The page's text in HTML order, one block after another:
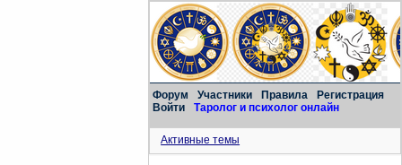
Форум Участники Правила
Регистрация
Войти
Таролог и психолог онлайн
Активные темы